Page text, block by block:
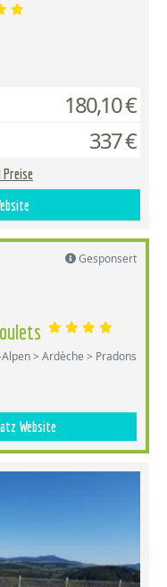
180,10 €
337 €
Gesponsert
> Ardèche > Pradons
Website